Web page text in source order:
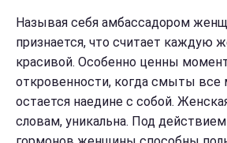
Называя себя амбассадором
признается, что считает каждую
красивой. Особенно ценны
откровенности, когда смыты все
остается наедине с собой.
словам, уникальна. Под